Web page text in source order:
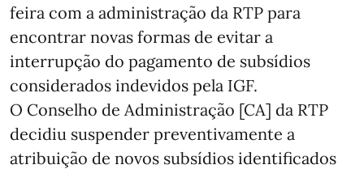
feira com a administração da RTP para
encontrar novas formas de evitar a
interrupção do pagamento de subsídios
considerados indevidos pela IGF.
O Conselho de Administração [CA] da RTP
decidiu suspender preventivamente a
atribuição de novos subsídios identificados